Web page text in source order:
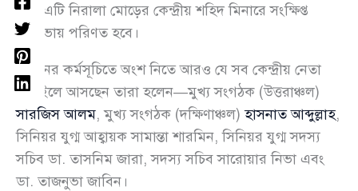
করে এটি নিরালা মোড়ের কেন্দ্রীয় শহিদ মিনারে সংক্ষিপ্ত
পথসভায় পরিণত হবে।
এদিনের কর্মসূচিতে অংশ নিতে আরও যে সব কেন্দ্রীয় নেতা
টাঙ্গাইলে আসছেন তারা হলেন—মুখ্য সংগঠক (উত্তরাঞ্চল)
সারজিস আলম, মুখ্য সংগঠক (দক্ষিণাঞ্চল)হাসনাত আব্দুল্লাহ,
সিনিয়র যুগ্ম আহ্বায়ক সামান্তা শারমিন, সিনিয়র যুগ্ম সদস্য
সচিব ডা. তাসনিম জারা, সদস্য সচিব সারোয়ার নিভা এবং
ডা. তাজনুভা জাবিন।